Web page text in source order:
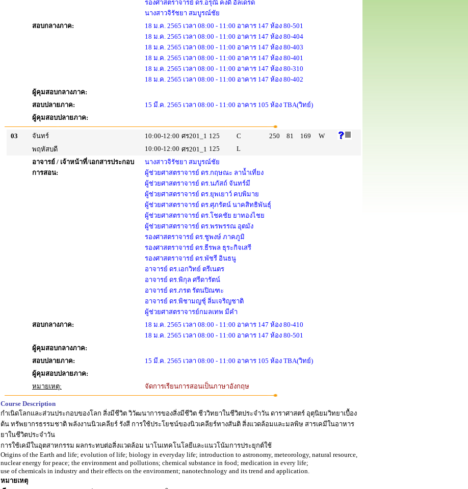
รองศาสตราจารย์ ดร.อรุณี คงดี อัลเดรด
นางสาวจิรัชยา สมบูรณ์ชัย
สอบกลางภาค:
18 ม.ค. 2565 เวลา 08:00 - 11:00 อาคาร 147 ห้อง 80-501
18 ม.ค. 2565 เวลา 08:00 - 11:00 อาคาร 147 ห้อง 80-404
18 ม.ค. 2565 เวลา 08:00 - 11:00 อาคาร 147 ห้อง 80-403
18 ม.ค. 2565 เวลา 08:00 - 11:00 อาคาร 147 ห้อง 80-401
18 ม.ค. 2565 เวลา 08:00 - 11:00 อาคาร 147 ห้อง 80-310
18 ม.ค. 2565 เวลา 08:00 - 11:00 อาคาร 147 ห้อง 80-402
ผู้คุมสอบกลางภาค:
สอบปลายภาค:
15 มี.ค. 2565 เวลา 08:00 - 11:00 อาคาร 105 ห้อง TBA(วิทย์)
ผู้คุมสอบปลายภาค:
03 จันทร์ 10:00-12:00 ศร201_1 125 C 250 81 169
W
พฤหัสบดี
10:00-12:00 ศร201_1 125
L
อาจารย์ / เจ้าหน้าที่/เอกสารประกอบ
การสอน:
นางสาวจิรัชยา สมบูรณ์ชัย
ผู้ช่วยศาสตราจารย์ ดร.กฤษณะ ลาน้ำเที่ยง
ผู้ช่วยศาสตราจารย์ ดร.นภัสถ์ จันทร์มี
ผู้ช่วยศาสตราจารย์ ดร.ยุพเยาว์ คบพิมาย
ผู้ช่วยศาสตราจารย์ ดร.ศุภรัตน์ นาคสิทธิพันธุ์
ผู้ช่วยศาสตราจารย์ ดร.โชคชัย ยาทองไชย
ผู้ช่วยศาสตราจารย์ ดร.พรพรรณ อุตมัง
รองศาสตราจารย์ ดร.ชูพงษ์ ภาคภูมิ
รองศาสตราจารย์ ดร.ธีรพล ธุระกิจเสรี
รองศาสตราจารย์ ดร.พัชรี อินธนู
อาจารย์ ดร.เอกวิทย์ ตรีเนตร
อาจารย์ ดร.พิกุล ศรีดารัตน์
อาจารย์ ดร.ภรต รัตนปิณฑะ
อาจารย์ ดร.พิชามญชุ์ ลิ่มเจริญชาติ
ผู้ช่วยศาสตราจารย์กมลเทพ มีคำ
สอบกลางภาค:
18 ม.ค. 2565 เวลา 08:00 - 11:00 อาคาร 147 ห้อง 80-410
18 ม.ค. 2565 เวลา 08:00 - 11:00 อาคาร 147 ห้อง 80-501
ผู้คุมสอบกลางภาค:
สอบปลายภาค:
15 มี.ค. 2565 เวลา 08:00 - 11:00 อาคาร 105 ห้อง TBA(วิทย์)
ผู้คุมสอบปลายภาค:
หมายเหตุ:
จัดการเรียนการสอนเป็นภาษาอังกฤษ
Course Description
กำเนิดโลกและส่วนประกอบของโลก สิ่งมีชีวิต วิวัฒนาการของสิ่งมีชีวิต ชีววิทยาในชีวิตประจำวัน ดาราศาสตร์ อุตุนิยมวิทยาเบื้อง
ต้น ทรัพยากรธรรมชาติ พลังงานนิวเคลียร์ รังสี การใช้ประโยชน์ของนิวเคลียร์ทางสันติ สิ่งแวดล้อมและมลพิษ สารเคมีในอาหาร
ยาในชีวิตประจำวัน
การใช้เคมีในอุตสาหกรรม ผลกระทบต่อสิ่งแวดล้อม นาโนเทคโนโลยีและแนวโน้มการประยุกต์ใช้
Origins of the Earth and life; evolution of life; biology in everyday life; introduction to astronomy, meteorology, natural resource,
nuclear energy for peace; the environment and pollutions; chemical substance in food; medication in every life;
use of chemicals in industry and their effects on the environment; nanotechnology and its trend and application.
หมายเหตุ